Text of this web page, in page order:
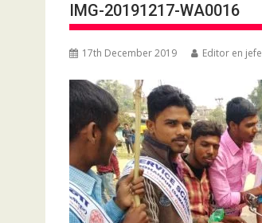
IMG-20191217-WA0016
17th December 2019 Editor en jefe